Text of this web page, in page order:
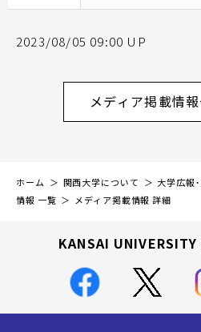
2023/08/05 09:00 UP
メディア掲載情
ホーム 関西大学について 大学広報
情報 一覧
メディア掲載情報 詳細
KANSAI